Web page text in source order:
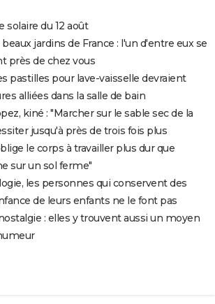
solaire du 12 août
jardins de France : l'un d'entre eux se
près de chez vous
pastilles pour lave-vaisselle devraient
alliées dans la salle de bain
kiné : "Marcher sur le sable sec de la
jusqu'à près de trois fois plus
le corps à travailler plus dur que
sur un sol ferme"
les personnes qui conservent des
de leurs enfants ne le font pas
: elles y trouvent aussi un moyen